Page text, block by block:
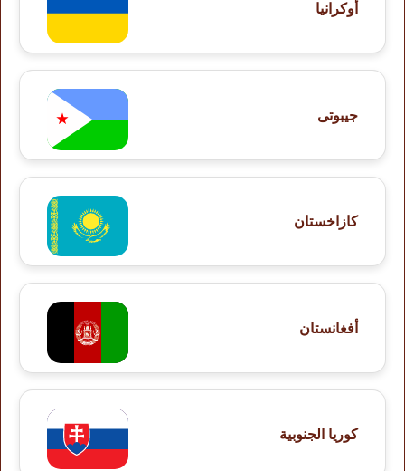
أوكرانيا
جيبوتى
كازاخستان
أفغانستان
كوريا الجنوبية